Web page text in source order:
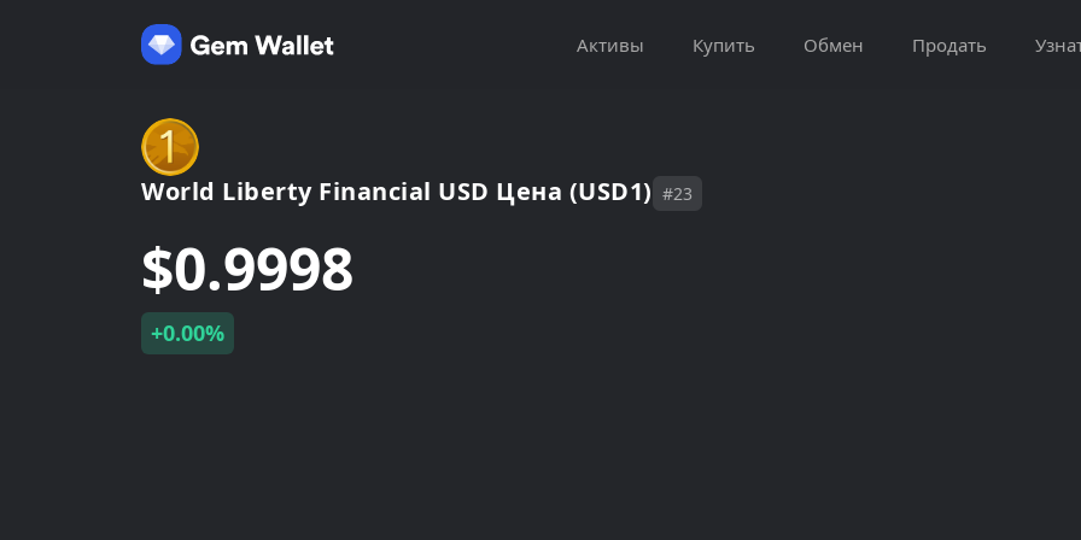
Активы Купить Обмен Продать
World Liberty Financial USD Цена (USD1) #23
$0.9998
+0.00%